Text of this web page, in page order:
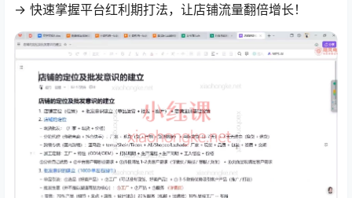
→ 快速掌握平台红利期打法，让店铺流量翻倍增长！